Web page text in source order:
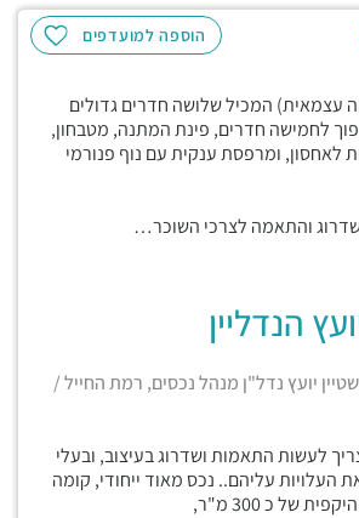
הוספה למועדפים
עצמאית) המכיל שלושה חדרים גדולים
לחמישה חדרים, פינת המתנה, מטבחון,
לאחסון, ומרפסת ענקית עם נוף פנורמי
והתאמה לצרכי השוכר…
הנדליין
יועץ נדל"ן מנהל נכסים, רמת החייל /
לעשות התאמות ושדרוג בעיצוב, ובעלי
העלויות עליהם.. נכס מאוד ייחודי, קומה
של כ 300 מ"ר,